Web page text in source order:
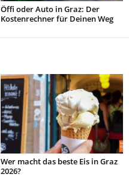
Öffi oder Auto in Graz: Der
Kostenrechner für Deinen Weg
Wer macht das beste Eis in Graz
2026?